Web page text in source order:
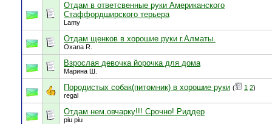
Отдам в ответсвенные руки Американского
Стаффордширского терьера
Lamy
Отдам щенков в хорошие руки г.Алматы.
Oxana R.
Взрослая девочка йорочка для дома
Марина Ш.
Породистых собак(питомник) в хорошие руки ( 1 2)
regal
Отдам нем.овчарку!!! Срочно! Риддер
piu piu